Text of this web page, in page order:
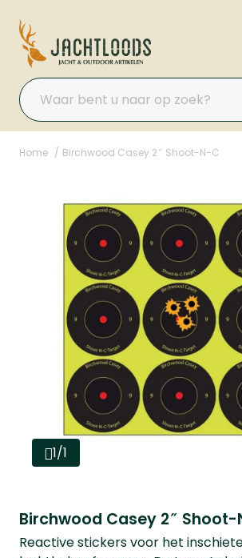
Home Birchwood Casey 2″ Shoot-N-C
1/1
Birchwood Casey 2″ Shoot-
Reactive stickers voor het